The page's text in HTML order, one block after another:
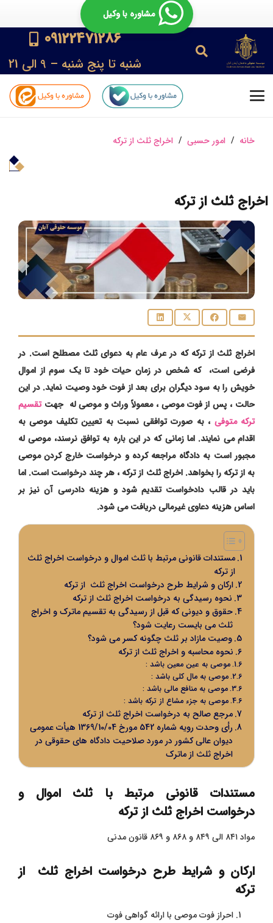
مشاوره با وکیل
09122471286
شنبه تا پنج شنبه – 9 الی 21
خانه / امور حسبی / اخراج ثلث از ترکه
اخراج ثلث از ترکه
اخراج ثلث از ترکه که در عرف عام به دعوای ثلث مصطلح است. در
فرضی است، که شخص در زمان حیات خود تا یک سوم از اموال
خویش را به سود دیگران برای بعد از فوت خود وصیت نماید. در این
حالت ، پس از فوت موصی ، معمولاً وراث و موصی له جهتتقسیم
ترکه متوفی ، به صورت توافقی نسبت به تعیین تکلیف موصی به
اقدام می نمایند. اما زمانی که در این باره به توافق نرسند، موصی له
مجبور است به دادگاه مراجعه کرده و درخواست خارج کردن موصی
به از ترکه را بخواهد. اخراج ثلث از ترکه ، هر چند درخواست است. اما
باید در قالب دادخواست تقدیم شود و هزینه دادرسی آن نیز بر
اساس هزینه دعاوی غیرمالی دریافت می شود.
مستندات قانونی مرتبط با ثلث اموال و درخواست اخراج ثلث
از ترکه
ارکان و شرایط طرح درخواست اخراج ثلث از ترکه
نحوه رسیدگی به درخواست اخراج ثلث از ترکه
حقوق و دیونی که قبل از رسیدگی به تقسیم ماترک و اخراج
ثلث می بایست رعایت شود؟
وصیت مازاد بر ثلث چگونه کسر می شود؟
نحوه محاسبه و اخراج ثلث از ترکه
موصی به عین معین باشد :
موصی به مال کلی باشد :
موصی به منافع مالی باشد :
موصی به جزء مشاع از ترکه باشد :
مرجع صالح به درخواست اخراج ثلث از ترکه
رأی وحدت رویه شماره 542 مورخ 1369/10/04 هیأت عمومی
دیوان عالی کشور در مورد صلاحیت دادگاه های حقوقی در
اخراج ثلث از ماترک
مستندات قانونی مرتبط با ثلث اموال و
درخواست اخراج ثلث از ترکه
مواد ۸۴۱ الی ۸۴۹ و ۸۶۸ و ۸۶۹ قانون مدنی
ارکان و شرایط طرح درخواست اخراج ثلث از
ترکه
احراز فوت موصی با ارائه گواهی فوت